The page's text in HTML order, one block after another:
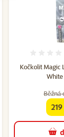
Kočkolit Magic
White
Běžná